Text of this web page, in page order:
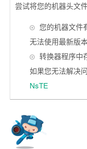
尝试将您的机器头文
您的机器文件
无法使用最新版
转换器程序中
如果您无法解决
NsTE